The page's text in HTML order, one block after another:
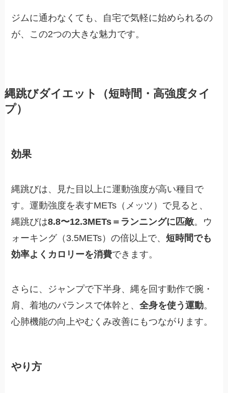
ジムに通わなくても、自宅で気軽に始められるの
が、この2つの大きな魅力です。
縄跳びダイエット（短時間・高強度タイ
プ）
効果
縄跳びは、見た目以上に運動強度が高い種目で
す。運動強度を表すMETs（メッツ）で見ると、
縄跳びは8.8〜12.3METs＝ランニングに匹敵。ウ
ォーキング（3.5METs）の倍以上で、短時間でも
効率よくカロリーを消費できます。
さらに、ジャンプで下半身、縄を回す動作で腕・
肩、着地のバランスで体幹と、全身を使う運動。
心肺機能の向上やむくみ改善にもつながります。
やり方